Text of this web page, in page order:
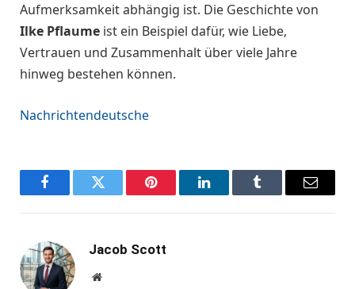
Aufmerksamkeit abhängig ist. Die Geschichte von
Ilke Pflaume ist ein Beispiel dafür, wie Liebe,
Vertrauen und Zusammenhalt über viele Jahre
hinweg bestehen können.
Nachrichtendeutsche
FacebookTwitter Pinterest LinkedInTumblr Email
Jacob Scott
Website